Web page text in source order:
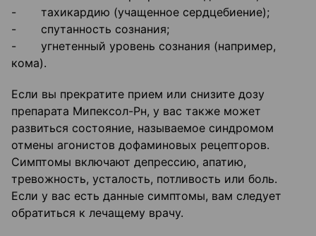
- тахикардию (учащенное сердцебиение);
- спутанность сознания;
- угнетенный уровень сознания (например,
кома).
Если вы прекратите прием или снизите дозу
препарата Мипексол-Рн, у вас также может
развиться состояние, называемое синдромом
отмены агонистов дофаминовых рецепторов.
Симптомы включают депрессию, апатию,
тревожность, усталость, потливость или боль.
Если у вас есть данные симптомы, вам следует
обратиться к лечащему врачу.